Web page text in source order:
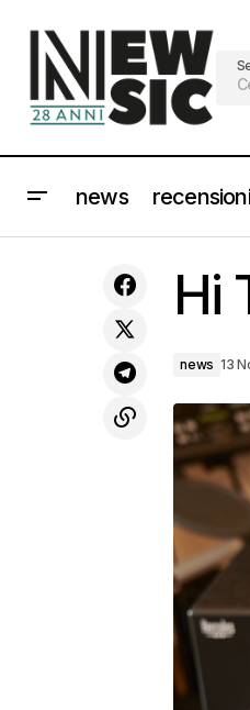
news recensioni
and on This EveningHi
news 13